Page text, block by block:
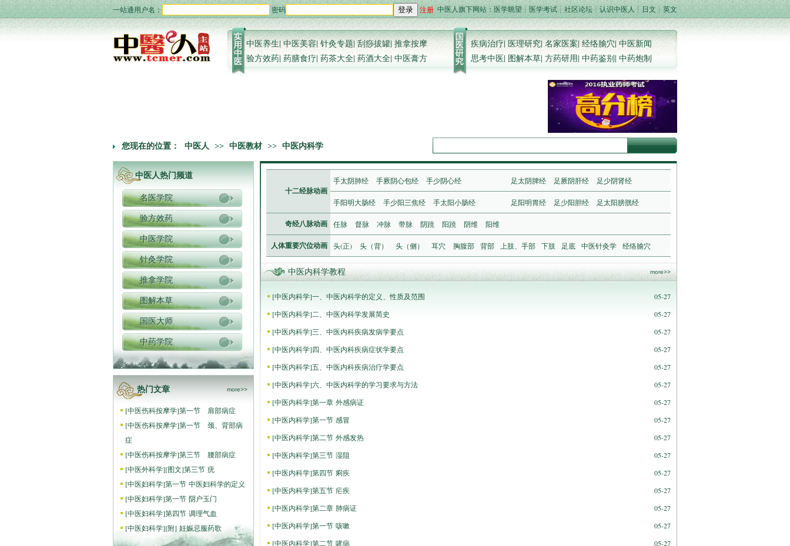
一站通用户名： 密码 登录 注册 中医人旗下网站： 医学眺望┊医学考试 ┊社区论坛┊ 认识中医人┊ 日文 ┊英文
中医养生|中医美容|针灸专题|刮痧拔罐|推拿按摩
验方效药| 药膳食疗| 药茶大全| 药酒大全| 中医膏方
疾病治疗|医理研究|名家医案|经络腧穴|中医新闻
思考中医| 图解本草| 方药研用| 中药鉴别| 中药炮制
您现在的位置： 中医人 >> 中医教材 >> 中医内科学
中医人热门频道
名医学院
验方效药
中医学院
针灸学院
推拿学院
图解本草
国医大师
中药学院
热门文章 more>>
[中医伤科按摩学]第一节 肩部病症
[中医伤科按摩学]第一节 颈、背部病
症
[中医伤科按摩学]第三节 腰部病症
[中医外科学][图文]第三节 疣
[中医妇科学]第一节 中医妇科学的定义
[中医妇科学]第一节 阴户玉门
[中医妇科学]第四节 调理气血
[中医妇科学][附] 妊娠忌服药歌
十二经脉动画
手太阴肺经 手厥阴心包经 手少阴心经 足太阴脾经 足厥阴肝经 足少阴肾经
手阳明大肠经 手少阳三焦经 手太阳小肠经 足阳明胃经 足少阳胆经 足太阳膀胱经
奇经八脉动画 任脉 督脉 冲脉 带脉 阴蹺 阳蹺 阴维 阳维
人体重要穴位动画 头(正) 头（背） 头（侧） 耳穴 胸腹部 背部 上肢、手部 下肢 足底 中医针灸学 经络腧穴
中医内科学教程 more>>
[中医内科学]一、中医内科学的定义、性质及范围
05-27
[中医内科学]二、中医内科学发展简史
05-27
[中医内科学]三、中医内科疾病发病学要点
05-27
[中医内科学]四、中医内科疾病症状学要点
05-27
[中医内科学]五、中医内科疾病治疗学要点
05-27
[中医内科学]六、中医内科学的学习要求与方法
05-27
[中医内科学]第一章 外感病证
05-27
[中医内科学]第一节 感冒
05-27
[中医内科学]第二节 外感发热
05-27
[中医内科学]第三节 湿阻
05-27
[中医内科学]第四节 痢疾
05-27
[中医内科学]第五节 疟疾
05-27
[中医内科学]第二章 肺病证
05-27
[中医内科学]第一节 咳嗽
05-27
[中医内科学]第二节 哮病
05-27